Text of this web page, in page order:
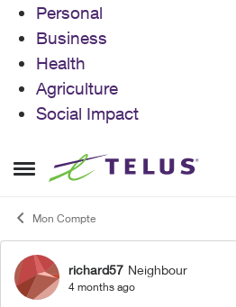
Personal
Business
Health
Agriculture
Social Impact
Open Side Menu
Skip to content
Mon Compte
Forum Discussion
richard57 Neighbour
4 months ago